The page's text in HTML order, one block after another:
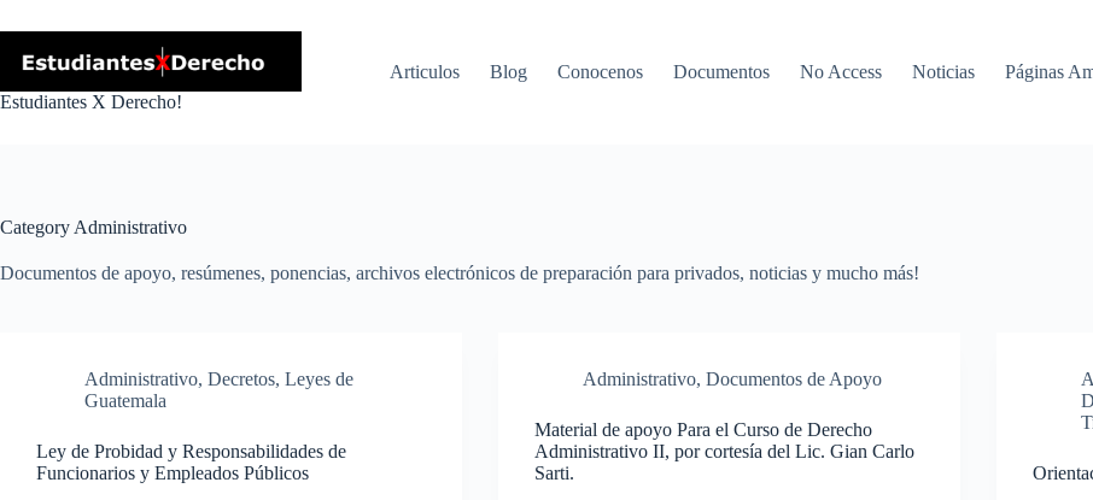
to
content
Estudiantes X Derecho!
Articulos Blog Conocenos Documentos No Access Noticias Páginas
Category Administrativo
Documentos de apoyo, resúmenes, ponencias, archivos electrónicos de preparación para privados, noticias y mucho más!
Administrativo, Decretos, Leyes de
Guatemala
Ley de Probidad y Responsabilidades de
Funcionarios y Empleados Públicos
Administrativo,Documentos de Apoyo
Material de apoyo Para el Curso de Derecho
Administrativo II, por cortesía del Lic. Gian Carlo
Sarti.